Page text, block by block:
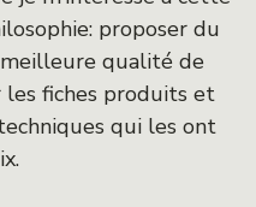
proposer du
qualité de
fiches produits et
qui les ont